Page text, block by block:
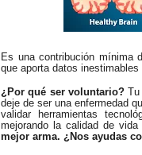
Es una contribución
que aporta datos
¿Por qué ser voluntario?Tu
deje de ser una enfermedad
validar herramientas
mejorando la calidad de
mejor arma. ¿Nos ayudas